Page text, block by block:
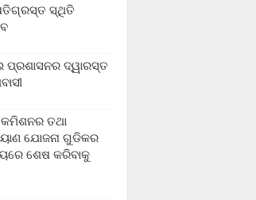
ସ୍ଥିତି
ପ୍ରଶାସନର ଦ୍ୱାରସ୍ତ
ତଥା
ଯୋଜନା ଗୁଡିକର
ଶେଷ କରିବାକୁ